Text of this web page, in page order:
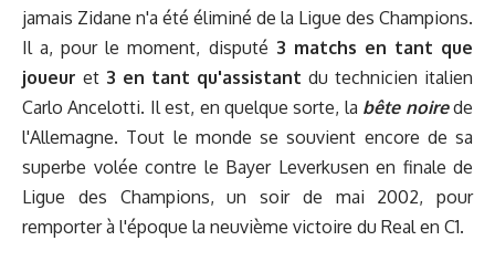
jamais Zidane n'a été éliminé de la Ligue des Champions.
Il a, pour le moment, disputé 3 matchs en tant que
joueur et 3 en tant qu'assistant du technicien italien
Carlo Ancelotti. Il est, en quelque sorte, la bête noirede
l'Allemagne. Tout le monde se souvient encore de sa
superbe volée contre le Bayer Leverkusen en finale de
Ligue des Champions, un soir de mai 2002, pour
remporter à l'époque la neuvième victoire du Real en C1.